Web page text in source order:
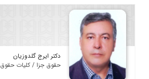
دکتر ایرج گلدوزیان
حقوق جزا / کلیات حقوق